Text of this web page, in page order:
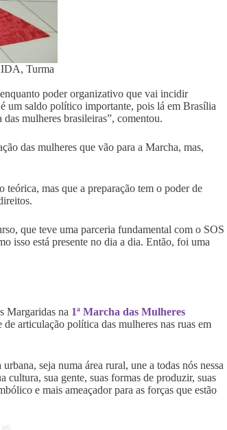
Turma
poder organizativo que vai incidir
um saldo político importante, pois lá em Brasília
mulheres brasileiras”, comentou.
das mulheres que vão para a Marcha, mas,
mas que a preparação tem o poder de
que teve uma parceria fundamental com o SOS
isso está presente no dia a dia. Então, foi uma
Margaridas na 1ª Marcha das Mulheres
articulação política das mulheres nas ruas em
seja numa área rural, une a todas nós nessa
sua gente, suas formas de produzir, suas
e mais ameaçador para as forças que estão